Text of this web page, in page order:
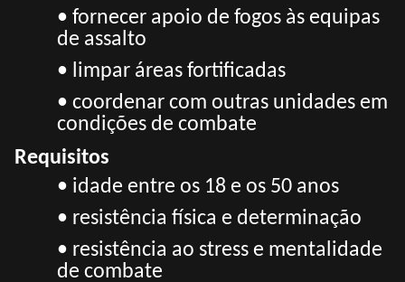
• fornecer apoio de fogos às equipas
de assalto
• limpar áreas fortificadas
• coordenar com outras unidades em
condições de combate
Requisitos
• idade entre os 18 e os 50 anos
• resistência física e determinação
• resistência ao stress e mentalidade
de combate